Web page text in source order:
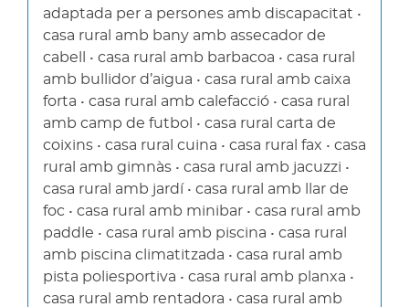
adaptada per a persones amb discapacitat •
casa rural amb bany amb assecador de
cabell • casa rural amb barbacoa • casa rural
amb bullidor d’aigua • casa rural amb caixa
forta • casa rural amb calefacció • casa rural
amb camp de futbol • casa rural carta de
coixins • casa rural cuina • casa rural fax • casa
rural amb gimnàs • casa rural amb jacuzzi •
casa rural amb jardí • casa rural amb llar de
foc • casa rural amb minibar • casa rural amb
paddle • casa rural amb piscina • casa rural
amb piscina climatitzada • casa rural amb
pista poliesportiva • casa rural amb planxa •
casa rural amb rentadora • casa rural amb